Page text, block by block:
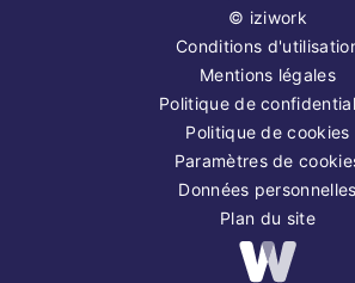
© iziwork
Conditions
Mentions légales
Politique de
Politique de cookies
Paramètres de
Données personnelles
Plan du site